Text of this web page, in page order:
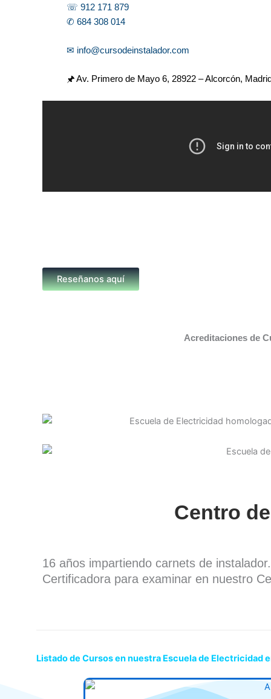
☏ 912 171 879
✆ 684 308 014
✉ info@cursodeinstalador.com
🖈 Av. Primero de Mayo 6, 28922 – Alcorcón,
Reseñanos aquí
Acreditaciones de
Centro
16 años impartiendo carnets de
Certificadora para examinar en nuestro
Listado de Cursos en nuestra Escuela de Electricidad